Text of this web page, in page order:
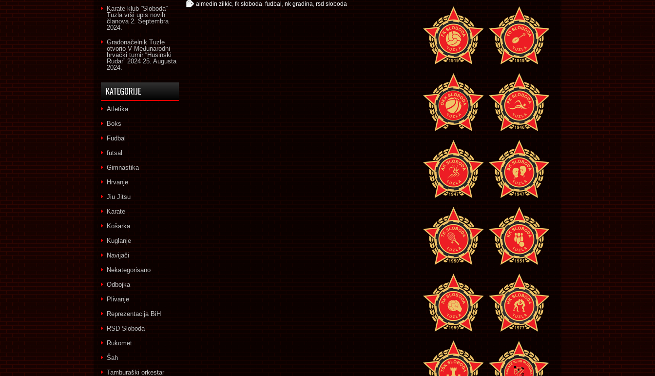
almedin zilkic, fk sloboda, fudbal , nk gradina, rsd sloboda
Karate klub ˝Sloboda˝
Tuzla vrši upis novih
članova 2. Septembra
2024.
Gradonačelnik Tuzle
otvorio V Međunarodni
hrvački turnir “Husinski
Rudar” 2024 25. Augusta
2024.
KATEGORIJE
Atletika
Boks
Fudbal
futsal
Gimnastika
Hrvanje
Jiu Jitsu
Karate
Košarka
Kuglanje
Navijači
Nekategorisano
Odbojka
Plivanje
Reprezentacija BiH
RSD Sloboda
Rukomet
Šah
Tamburaški orkestar